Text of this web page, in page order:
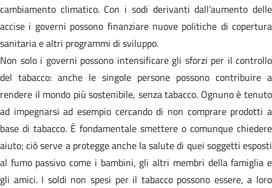
cambiamento climatico. Con i sodi derivanti dall’aumento delle
accise i governi possono finanziare nuove politiche di copertura
sanitaria e altri programmi di sviluppo.
Non solo i governi possono intensificare gli sforzi per il controllo
del tabacco: anche le singole persone possono contribuire a
rendere il mondo più sostenibile, senza tabacco. Ognuno è tenuto
ad impegnarsi ad esempio cercando di non comprare prodotti a
base di tabacco. È fondamentale smettere o comunque chiedere
aiuto; ciò serve a protegge anche la salute di quei soggetti esposti
al fumo passivo come i bambini, gli altri membri della famiglia e
gli amici. I soldi non spesi per il tabacco possono essere, a loro